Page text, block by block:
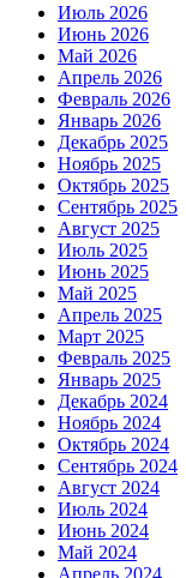
Июль 2026
Июнь 2026
Май 2026
Апрель 2026
Февраль 2026
Январь 2026
Декабрь 2025
Ноябрь 2025
Октябрь 2025
Сентябрь 2025
Август 2025
Июль 2025
Июнь 2025
Май 2025
Апрель 2025
Март 2025
Февраль 2025
Январь 2025
Декабрь 2024
Ноябрь 2024
Октябрь 2024
Сентябрь 2024
Август 2024
Июль 2024
Июнь 2024
Май 2024
Апрель 2024